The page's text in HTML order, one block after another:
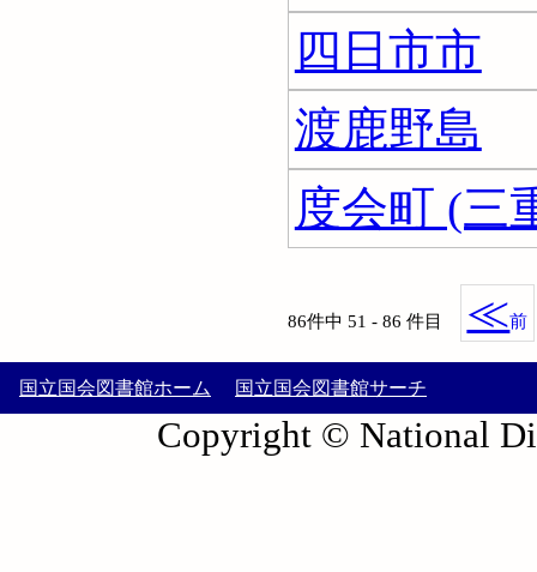
四日市市
渡鹿野島
度会町 (三
86件中 51 - 86 件目 ≪前
国立国会図書館ホーム 国立国会図書館サーチ
Copyright © National